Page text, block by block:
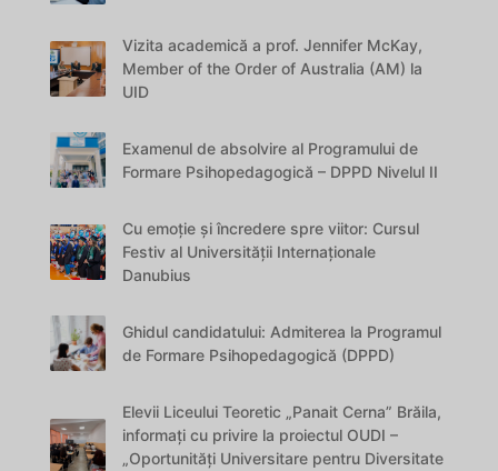
Vizita academică a prof. Jennifer McKay,
Member of the Order of Australia (AM) la
UID
Examenul de absolvire al Programului de
Formare Psihopedagogică – DPPD Nivelul II
Cu emoție și încredere spre viitor: Cursul
Festiv al Universității Internaționale
Danubius
Ghidul candidatului: Admiterea la Programul
de Formare Psihopedagogică (DPPD)
Elevii Liceului Teoretic „Panait Cerna” Brăila,
informați cu privire la proiectul OUDI –
„Oportunități Universitare pentru Diversitate